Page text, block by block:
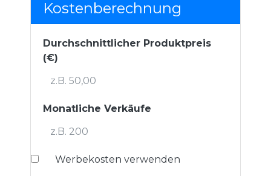
Kostenberechnung
Durchschnittlicher Produktpreis
(€)
Monatliche Verkäufe
Werbekosten verwenden